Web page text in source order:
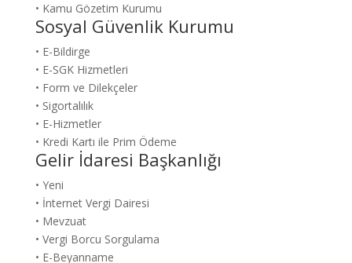
• Kamu Gözetim Kurumu
Sosyal Güvenlik Kurumu
• E-Bildirge
• E-SGK Hizmetleri
• Form ve Dilekçeler
• Sigortalılık
• E-Hizmetler
• Kredi Kartı ile Prim Ödeme
Gelir İdaresi Başkanlığı
• Yeni
• İnternet Vergi Dairesi
• Mevzuat
• Vergi Borcu Sorgulama
• E-Beyanname